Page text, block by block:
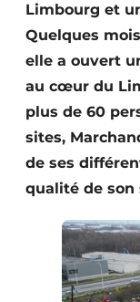
Façades
Géotextiles
Protection
Rénovation
Sécurité
Software
Limbourg et
Quelques
elle a ouvert
au cœur du
plus de 60
sites,
de ses
qualité de son